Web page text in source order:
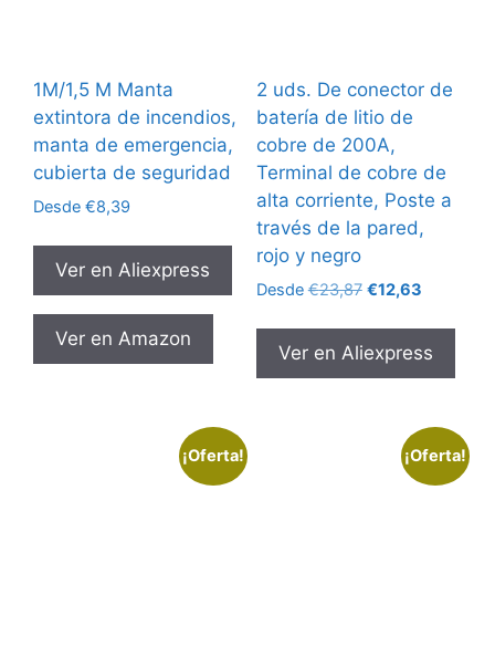
1M/1,5 M Manta
extintora de incendios,
manta de emergencia,
cubierta de seguridad
Desde €8,39
Ver en Aliexpress
Ver en Amazon
2 uds. De conector de
batería de litio de
cobre de 200A,
Terminal de cobre de
alta corriente, Poste a
través de la pared,
rojo y negro
Desde€23,87 El
original
era:
€23,87.
€12,63El
actual
es:
€12,63.
Ver en Aliexpress
¡Oferta! ¡Oferta!